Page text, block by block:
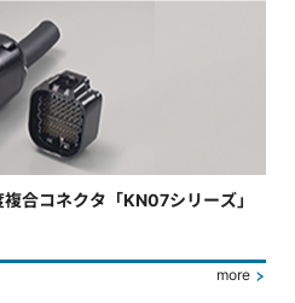
合コネクタ「KN07シリーズ」
more